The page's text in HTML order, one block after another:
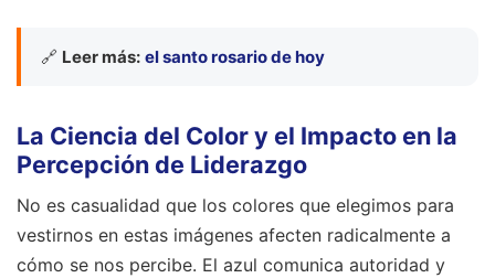
🔗 Leer más: el santo rosario de hoy
La Ciencia del Color y el Impacto en la
Percepción de Liderazgo
No es casualidad que los colores que elegimos para
vestirnos en estas imágenes afecten radicalmente a
cómo se nos percibe. El azul comunica autoridad y